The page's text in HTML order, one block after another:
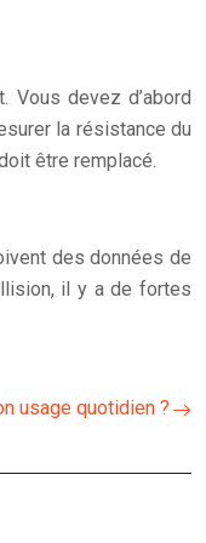
Vous devez d’abord
la résistance du
être remplacé.
des données de
il y a de fortes
usage quotidien ?